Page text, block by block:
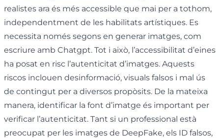
realistes ara és més accessible que mai per a tothom,
independentment de les habilitats artístiques. Es
necessita només segons en generar imatges, com
escriure amb Chatgpt. Tot i això, l’accessibilitat d’eines
ha posat en risc l’autenticitat d’imatges. Aquests
riscos inclouen desinformació, visuals falsos i mal ús
de contingut per a diversos propòsits. De la mateixa
manera, identificar la font d’imatge és important per
verificar l’autenticitat. Tant si un professional està
preocupat per les imatges de DeepFake, els ID falsos,